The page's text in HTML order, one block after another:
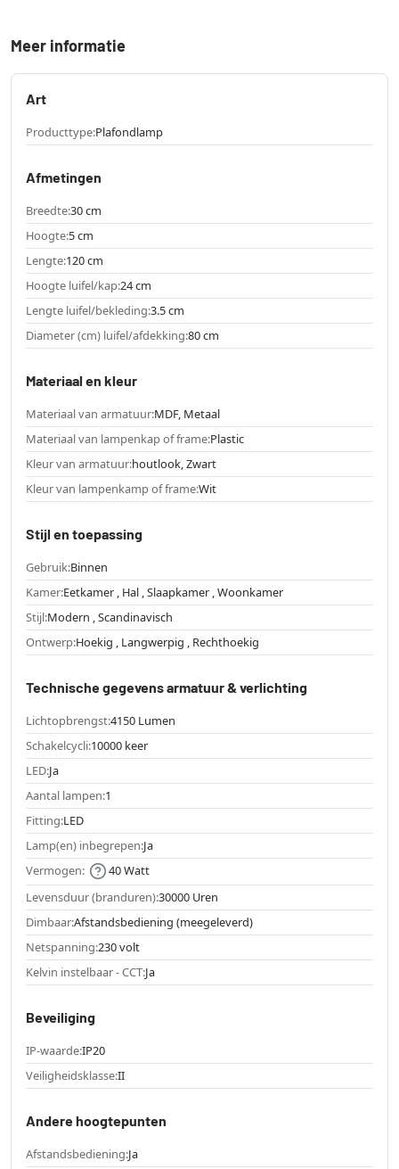
Meer informatie
Art
Producttype:Plafondlamp
Afmetingen
Breedte:30 cm
Hoogte:5 cm
Lengte:120 cm
Hoogte luifel/kap:24 cm
Lengte luifel/bekleding:3.5 cm
Diameter (cm) luifel/afdekking:80 cm
Materiaal en kleur
Materiaal van armatuur:MDF, Metaal
Materiaal van lampenkap of frame:Plastic
Kleur van armatuur:houtlook, Zwart
Kleur van lampenkamp of frame:Wit
Stijl en toepassing
Gebruik:Binnen
Kamer:Eetkamer , Hal , Slaapkamer , Woonkamer
Stijl:Modern , Scandinavisch
Ontwerp:Hoekig , Langwerpig , Rechthoekig
Technische gegevens armatuur & verlichting
Lichtopbrengst:4150 Lumen
Schakelcycli:10000 keer
LED:Ja
Aantal lampen:1
Fitting:LED
Lamp(en) inbegrepen:Ja
Vermogen:
40 Watt
Levensduur (branduren):30000 Uren
Dimbaar:Afstandsbediening (meegeleverd)
Netspanning:230 volt
Kelvin instelbaar - CCT:Ja
Beveiliging
IP-waarde:IP20
Veiligheidsklasse:II
Andere hoogtepunten
Afstandsbediening:Ja